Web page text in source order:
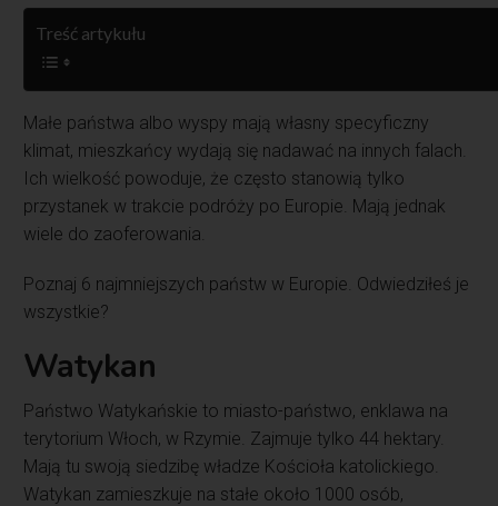
Treść artykułu
Małe państwa albo wyspy mają własny specyficzny
klimat, mieszkańcy wydają się nadawać na innych falach.
Ich wielkość powoduje, że często stanowią tylko
przystanek w trakcie podróży po Europie. Mają jednak
wiele do zaoferowania.
Poznaj 6 najmniejszych państw w Europie. Odwiedziłeś je
wszystkie?
Watykan
Państwo Watykańskie to miasto-państwo, enklawa na
terytorium Włoch, w Rzymie. Zajmuje tylko 44 hektary.
Mają tu swoją siedzibę władze Kościoła katolickiego.
Watykan zamieszkuje na stałe około 1000 osób,